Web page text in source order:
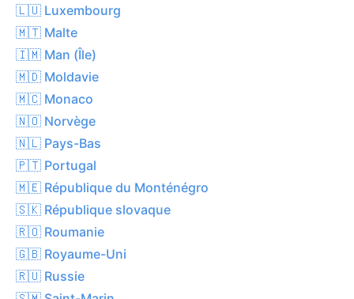
🇱🇺 Luxembourg
🇲🇹 Malte
🇮🇲 Man (Île)
🇲🇩 Moldavie
🇲🇨 Monaco
🇳🇴 Norvège
🇳🇱 Pays-Bas
🇵🇹 Portugal
🇲🇪 République du Monténégro
🇸🇰 République slovaque
🇷🇴 Roumanie
🇬🇧 Royaume-Uni
🇷🇺 Russie